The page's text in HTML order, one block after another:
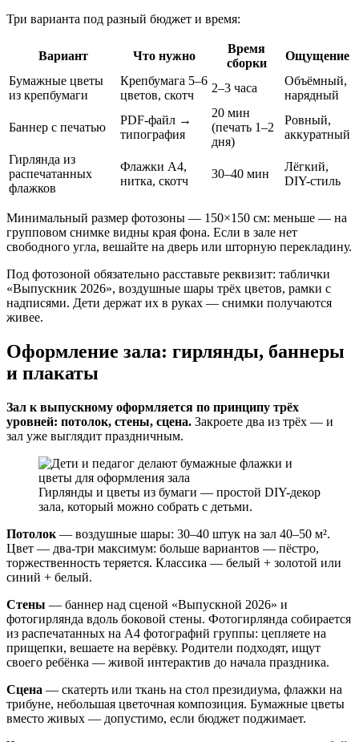
Три варианта под разный бюджет и время:
Вариант Что нужно
Время
сборки
Ощущение
Бумажные цветы
из крепбумаги
Крепбумага 5–6
цветов, скотч
2–3 часа
Объёмный,
нарядный
Баннер с печатью
PDF-файл →
типография
20 мин
(печать 1–2
дня)
Ровный,
аккуратный
Гирлянда из
распечатанных
флажков
Флажки А4,
нитка, скотч
30–40 мин
Лёгкий,
DIY-стиль
Минимальный размер фотозоны — 150×150 см: меньше — на
групповом снимке видны края фона. Если в зале нет
свободного угла, вешайте на дверь или шторную перекладину.
Под фотозоной обязательно расставьте реквизит: таблички
«Выпускник 2026», воздушные шары трёх цветов, рамки с
надписями. Дети держат их в руках — снимки получаются
живее.
Оформление зала: гирлянды, баннеры
и плакаты
Зал к выпускному оформляется по принципу трёх
уровней: потолок, стены, сцена. Закроете два из трёх — и
зал уже выглядит праздничным.
Гирлянды и цветы из бумаги — простой DIY-декор
зала, который можно собрать с детьми.
Потолок — воздушные шары: 30–40 штук на зал 40–50 м².
Цвет — два-три максимум: больше вариантов — пёстро,
торжественность теряется. Классика — белый + золотой или
синий + белый.
Стены — баннер над сценой «Выпускной 2026» и
фотогирлянда вдоль боковой стены. Фотогирлянда собирается
из распечатанных на А4 фотографий группы: цепляете на
прищепки, вешаете на верёвку. Родители подходят, ищут
своего ребёнка — живой интерактив до начала праздника.
Сцена — скатерть или ткань на стол президиума, флажки на
трибуне, небольшая цветочная композиция. Бумажные цветы
вместо живых — допустимо, если бюджет поджимает.